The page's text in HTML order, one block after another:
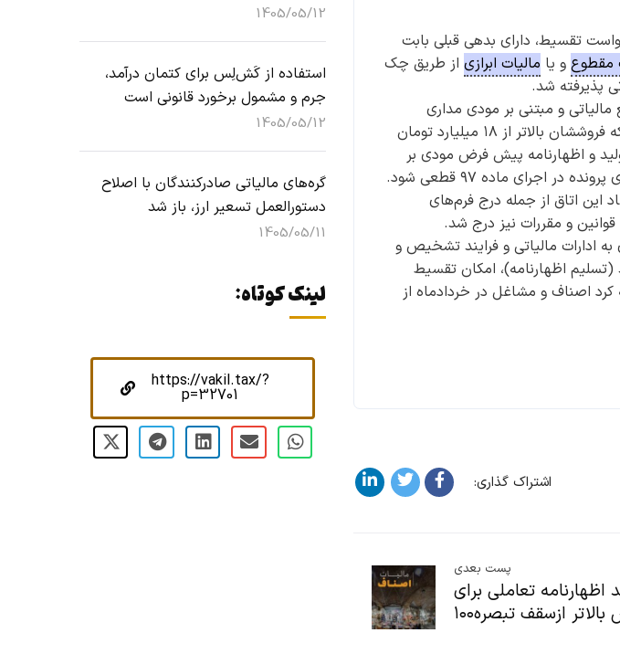
تقسیط، دارای بدهی قبلی بابت
مقطوع و یا مالیات ابرازی از طریق چک
مالیاتی و مبتنی بر مودی مداری
خاطرنشان کرد: علاوه بر موارد فوق، به منظور بهره مندی بیشتر مودیان بویژه افرادی که فروششان بالاتر از ۱۸ میلیارد تومان
تعاملی تولید و اظهارنامه پیش فرض مودی بر
اساس اطلاعات موجود تهیه و در صورت تأیید این اظهارنامه پیش فرض از سوی مودی پرونده در اجرای ماده ۹۷ قطعی شود.
این اتاق از جمله درج فرم‌های
نیاز به مراجعه حضوری به ادارات مالیاتی و فرایند تشخیص و
(تسلیم اظهارنامه)، امکان تقسیط
اصناف و مشاغل در خردادماه از
اشتراک گذاری:
پست بعدی
اظهارنامه تعاملی برای
ازسقف تبصره۱۰۰
1405/05/12
استفاده از کَش‌لِس برای کتمان درآمد،
جرم و مشمول برخورد قانونی است
1405/05/12
گره‌های مالیاتی صادرکنندگان با اصلاح
دستورالعمل تسعیر ارز، باز شد
1405/05/11
لینک کوتاه:
https://vakil.tax/?
p=32701